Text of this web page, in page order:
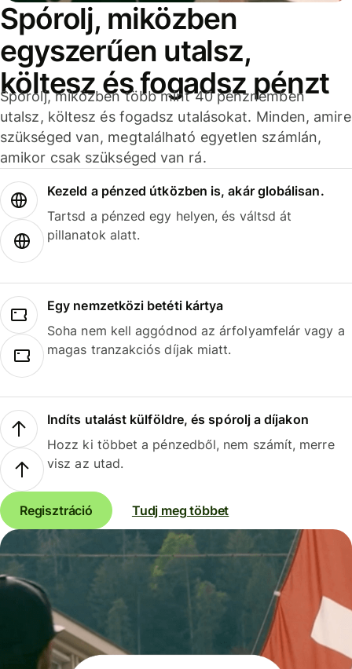
Spórolj, miközben
egyszerűen utalsz,
költesz és fogadsz pénzt
Spórolj, miközben több mint 40 pénznemben
utalsz, költesz és fogadsz utalásokat. Minden, amire
szükséged van, megtalálható egyetlen számlán,
amikor csak szükséged van rá.
Kezeld a pénzed útközben is, akár globálisan.
Tartsd a pénzed egy helyen, és váltsd át
pillanatok alatt.
Egy nemzetközi betéti kártya
Soha nem kell aggódnod az árfolyamfelár vagy a
magas tranzakciós díjak miatt.
Indíts utalást külföldre, és spórolj a díjakon
Hozz ki többet a pénzedből, nem számít, merre
visz az utad.
Regisztráció Tudj meg többet